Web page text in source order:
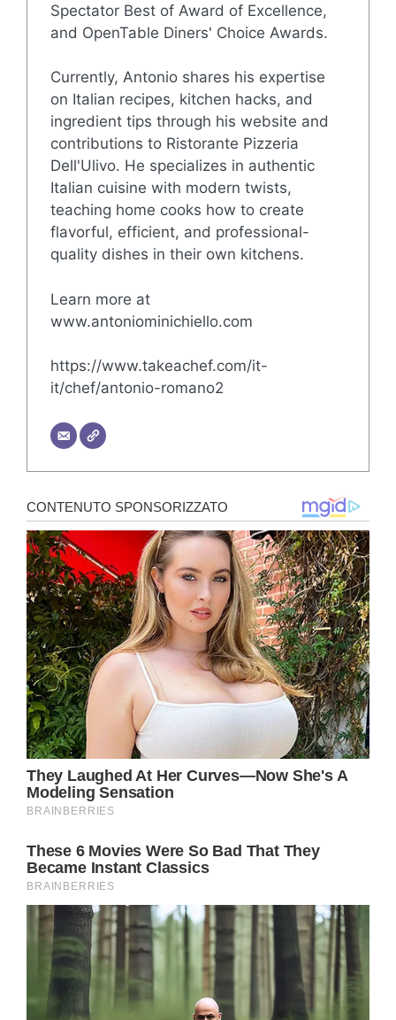
Spectator Best of Award of Excellence,
and OpenTable Diners' Choice Awards.
Currently, Antonio shares his expertise
on Italian recipes, kitchen hacks, and
ingredient tips through his website and
contributions to Ristorante Pizzeria
Dell'Ulivo. He specializes in authentic
Italian cuisine with modern twists,
teaching home cooks how to create
flavorful, efficient, and professional-
quality dishes in their own kitchens.
Learn more at
www.antoniominichiello.com
https://www.takeachef.com/it-
it/chef/antonio-romano2